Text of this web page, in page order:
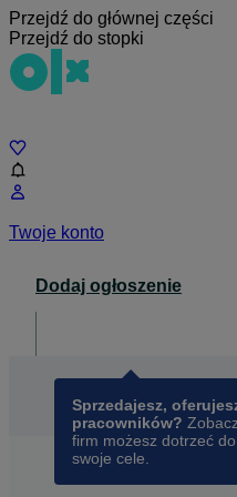
Przejdź do głównej części
Przejdź do stopki
Twoje konto
Dodaj ogłoszenie
Sprzedajesz,
pracowników?
firm możesz dotrzeć
swoje cele.